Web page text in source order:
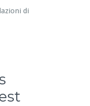
di